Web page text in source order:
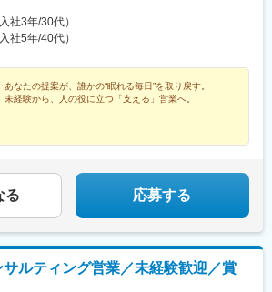
後の時間帯での商談が発生することがあります
ナンス等の対応のため、歯科医院が開業している
生することがあります。※振休有り
の知名度を築いています。またDXの分野でも先進
り、業界注目度の高い歯科用CADCAMをはじめ、
非接触型の診療台など最先端機器も多数取り扱っ
の定める業務
区神田東松下町13【西東京営業所】東京都武蔵
丁目32-9【横浜営業所】神奈川県横浜市港北区新
】神奈川県大和市南林間2-13-20【茨城営業所】
中二丁目11-6【大阪営業所】大阪府大阪市中央区
神戸営業所】兵庫県神戸市須磨区常磐町1丁目1-
人1台専用の社用車を用意（※関東圏は除く）。
とができます。）■車通勤OK■受動喫煙対策：オ
、松屋町駅、鷹取駅、小伝馬町駅、平和島駅、長
社3年/30代）
社5年/40代）
あなたの提案が、誰かの“眠れる毎日”を取り戻す。
未経験から、人の役に立つ「支える」営業へ。
る 応募する
ルティング営業／未経験歓迎／賞